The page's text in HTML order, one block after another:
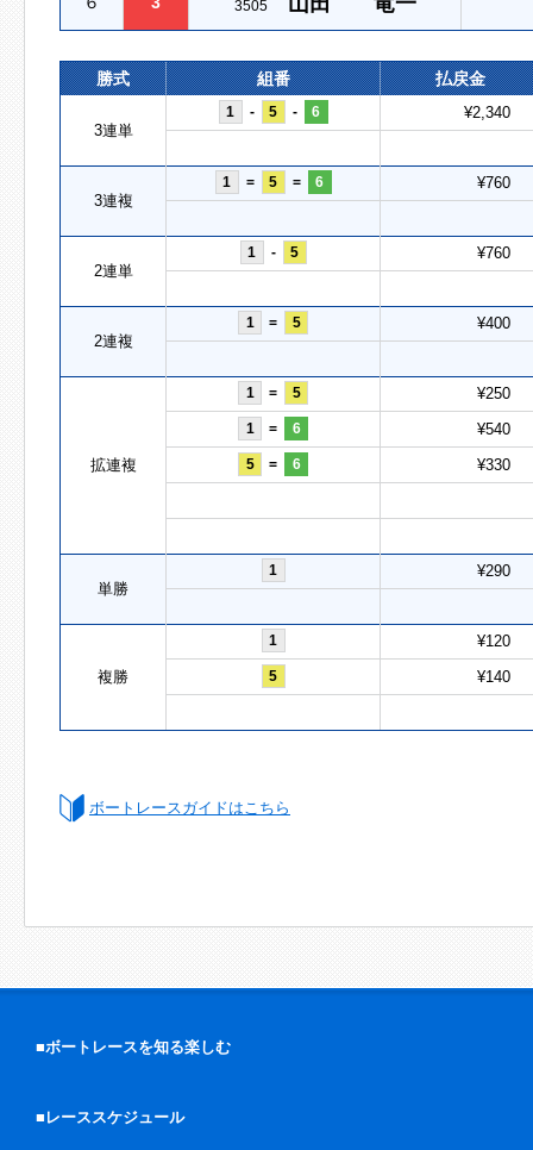
3505
勝式 組番 払戻金
3連単
1 - 5 - 6 ¥2,340
3連複
1 = 5 = 6 ¥760
2連単
1 - 5 ¥760
2連複
1 = 5 ¥400
拡連複
1 = 5 ¥250
1 = 6 ¥540
5 = 6 ¥330
単勝
1 ¥290
複勝
1 ¥120
5 ¥140
ボートレースガイドはこちら
■ボートレースを知る楽しむ
■レーススケジュール